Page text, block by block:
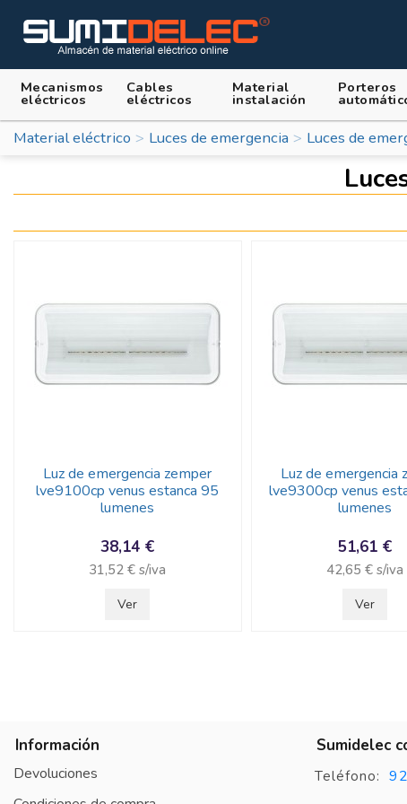
Mecanismos
eléctricos
Cables
eléctricos
Material
instalación
Porteros
Material eléctrico Luces de emergencia Luces de
Luz de emergencia zemper
lve9100cp venus estanca 95
lumenes
38,14 €
31,52 € s/iva
Ver
Luz de emergencia
lve9300cp venus
lumenes
51,61 €
42,65 € s/iva
Ver
Información
Devoluciones
Sumidelec
Teléfono: